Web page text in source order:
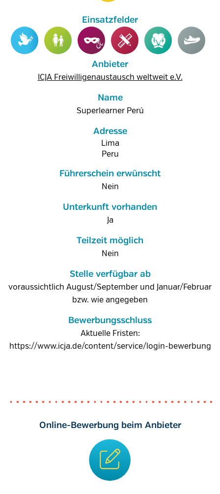
Anbieter
ICJA Freiwilligenaustausch weltweit e.V.
Name
Superlearner Perú
Adresse
Lima
Peru
Führerschein erwünscht
Nein
Unterkunft vorhanden
Ja
Teilzeit möglich
Nein
Stelle verfügbar ab
voraussichtlich August/September und Januar/Februar
bzw. wie angegeben
Bewerbungsschluss
Aktuelle Fristen:
https://www.icja.de/content/service/login-bewerbung
Online-Bewerbung beim Anbieter